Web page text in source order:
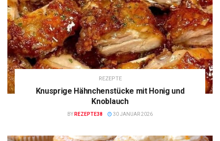
REZEPTE
Knusprige Hähnchenstücke mit Honig und
Knoblauch
BY REZEPTE38 30 JANUAR 2026